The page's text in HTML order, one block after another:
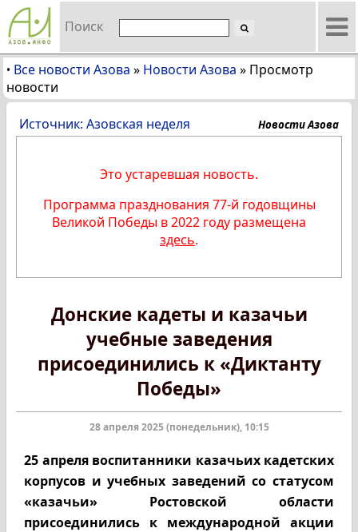
Поиск
• Все новости Азова » Новости Азова » Просмотр
новости
Источник: Азовская неделя Новости Азова
Это устаревшая новость.
Программа празднования 77-й годовщины
Великой Победы в 2022 году размещена
здесь.
Донские кадеты и казачьи
учебные заведения
присоединились к «Диктанту
Победы»
28 апреля 2025 (понедельник), 10:15
25 апреля воспитанники казачьих кадетских
корпусов и учебных заведений со статусом
«казачьи» Ростовской области
присоединились к международной акции